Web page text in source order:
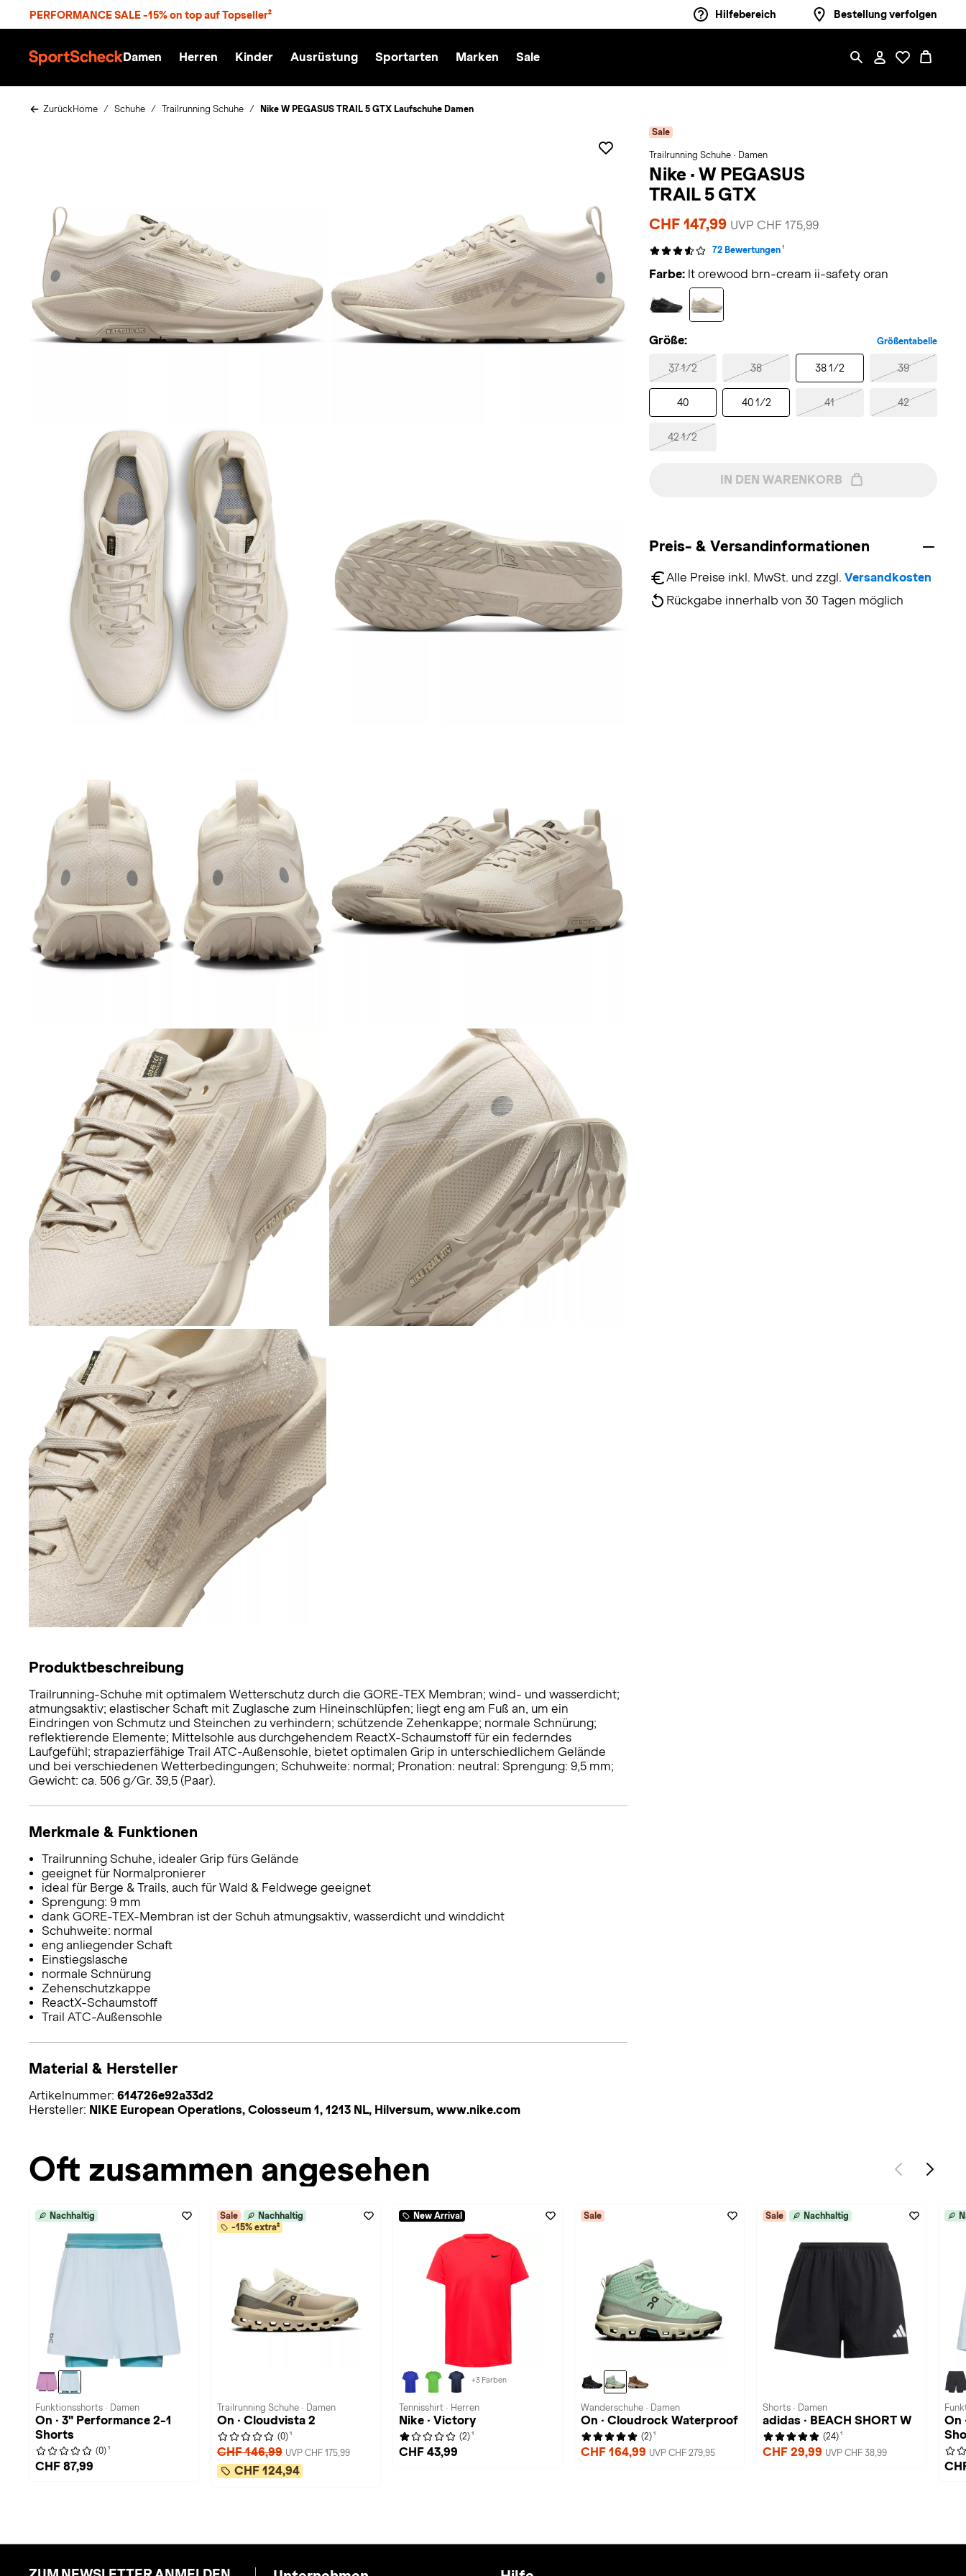
PERFORMANCE SALE -15% on top auf Topseller² Hilfebereich Bestellung verfolgen
Damen Herren Kinder Ausrüstung Sportarten Marken Sale
ZurückHome Schuhe Trailrunning Schuhe Nike W PEGASUS TRAIL 5 GTX Laufschuhe Damen
Sale
Trailrunning Schuhe · Damen
Nike · W PEGASUS
TRAIL 5 GTX
CHF 147,99 UVP CHF 175,99
72 Bewertungen 1
Farbe: lt orewood brn-cream ii-safety oran
Größe: Größentabelle
37 1/2 38 38 1/2 39
40 40 1/2 41 42
42 1/2
IN DEN WARENKORB
Preis- & Versandinformationen
Alle Preise inkl. MwSt. und zzgl. Versandkosten
Rückgabe innerhalb von 30 Tagen möglich
Produktbeschreibung
Trailrunning-Schuhe mit optimalem Wetterschutz durch die GORE-TEX Membran; wind- und wasserdicht;
atmungsaktiv; elastischer Schaft mit Zuglasche zum Hineinschlüpfen; liegt eng am Fuß an, um ein
Eindringen von Schmutz und Steinchen zu verhindern; schützende Zehenkappe; normale Schnürung;
reflektierende Elemente; Mittelsohle aus durchgehendem ReactX-Schaumstoff für ein federndes
Laufgefühl; strapazierfähige Trail ATC-Außensohle, bietet optimalen Grip in unterschiedlichem Gelände
und bei verschiedenen Wetterbedingungen; Schuhweite: normal; Pronation: neutral: Sprengung: 9,5 mm;
Gewicht: ca. 506 g/Gr. 39,5 (Paar).
Merkmale & Funktionen
Trailrunning Schuhe, idealer Grip fürs Gelände
geeignet für Normalpronierer
ideal für Berge & Trails, auch für Wald & Feldwege geeignet
Sprengung: 9 mm
dank GORE-TEX-Membran ist der Schuh atmungsaktiv, wasserdicht und winddicht
Schuhweite: normal
eng anliegender Schaft
Einstiegslasche
normale Schnürung
Zehenschutzkappe
ReactX-Schaumstoff
Trail ATC-Außensohle
Material & Hersteller
Artikelnummer: 614726e92a33d2
Hersteller: NIKE European Operations, Colosseum 1, 1213 NL, Hilversum, www.nike.com
Oft zusammen angesehen
Nachhaltig
Funktionsshorts · Damen
On · 3" Performance 2-1
Shorts
(0) 1
CHF 87,99
Sale
Nachhaltig
-15% extra²
Trailrunning Schuhe · Damen
On · Cloudvista 2
(0) 1
CHF 146,99 UVP CHF 175,99
CHF 124,94
New Arrival
+3 Farben
Tennisshirt · Herren
Nike · Victory
(2) 1
CHF 43,99
Sale
Wanderschuhe · Damen
On · Cloudrock Waterproof
(2) 1
CHF 164,99 UVP CHF 279,95
Sale Nachhaltig
Shorts · Damen
adidas · BEACH SHORT W
(24) 1
CHF 29,99 UVP CHF 38,99
On